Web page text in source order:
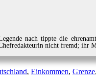
nach tippte die
nicht fremd; ihr
, Einkommen, Grenze,